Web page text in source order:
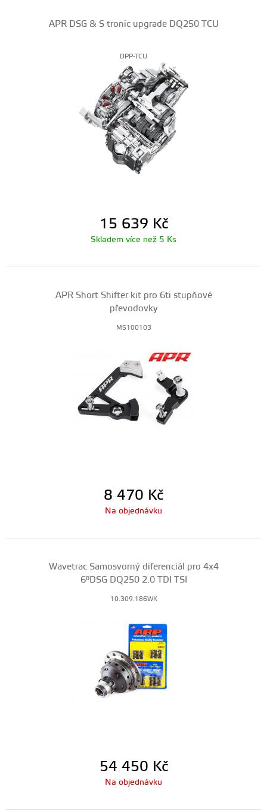
APR DSG & S tronic upgrade DQ250 TCU
DPP-TCU
15 639 Kč
Skladem více než 5 Ks
APR Short Shifter kit pro 6ti stupňové
převodovky
MS100103
8 470 Kč
Na objednávku
Wavetrac Samosvorný diferenciál pro 4x4
6°DSG DQ250 2.0 TDI TSI
10.309.186WK
54 450 Kč
Na objednávku